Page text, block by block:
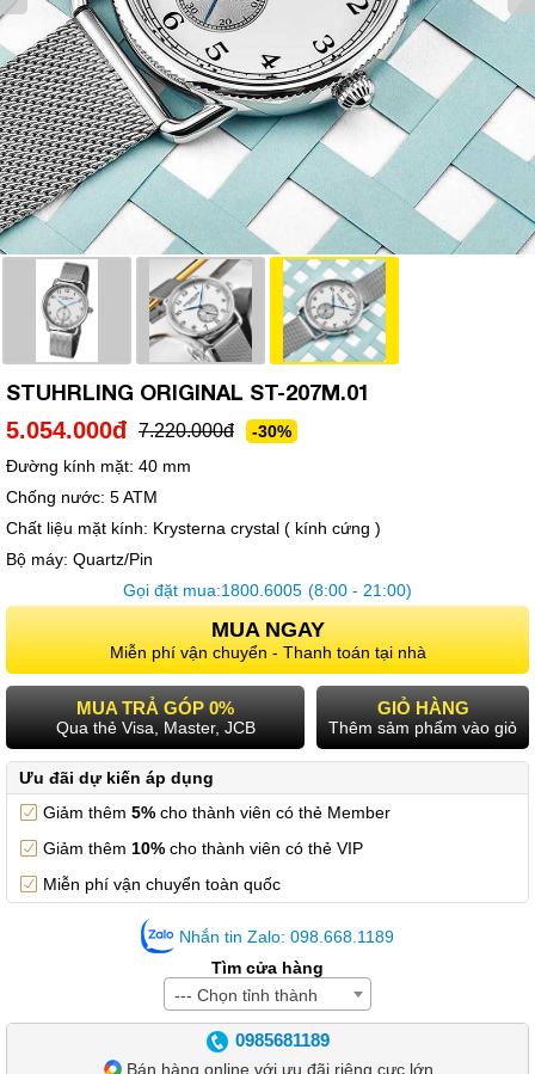
STUHRLING ORIGINAL ST-207M.01
5.054.000đ 7.220.000đ
-30%
Đường kính mặt: 40 mm
Chống nước: 5 ATM
Chất liệu mặt kính: Krysterna crystal ( kính cứng )
Bộ máy: Quartz/Pin
Gọi đặt mua:1800.6005 (8:00 - 21:00)
MUA NGAY
Miễn phí vận chuyển - Thanh toán tại nhà
MUA TRẢ GÓP 0%
Qua thẻ Visa, Master, JCB
GIỎ HÀNG
Thêm sảm phẩm vào giỏ
Ưu đãi dự kiến áp dụng
Giảm thêm 5% cho thành viên có thẻ Member
Giảm thêm 10% cho thành viên có thẻ VIP
Miễn phí vận chuyển toàn quốc
Nhắn tin Zalo: 098.668.1189
Tìm cửa hàng
--- Chọn tỉnh thành
0985681189
Bán hàng online với ưu đãi riêng cực lớn